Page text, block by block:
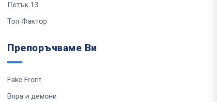
Петък 13
Топ Фактор
Препоръчваме Ви
Fake Front
Вяра и демони